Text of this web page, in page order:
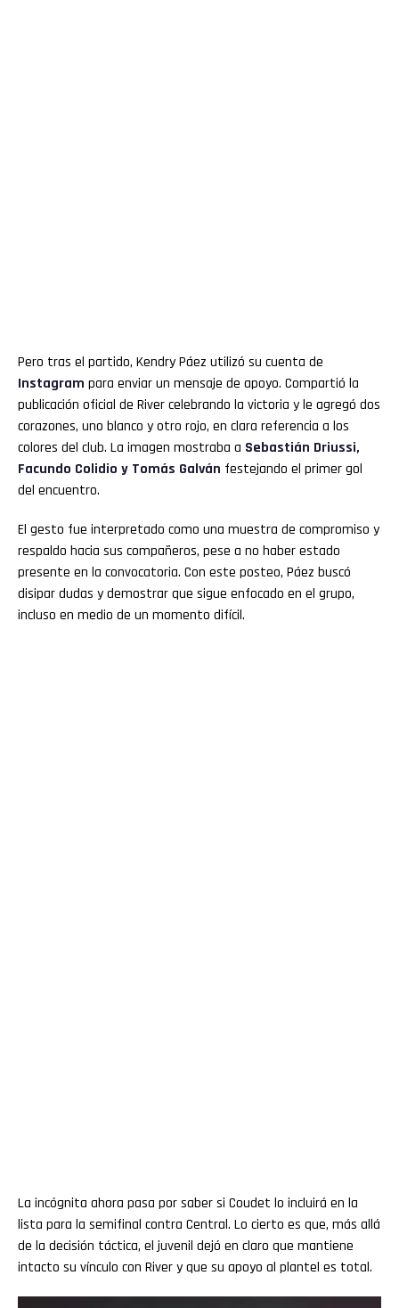
Pero tras el partido, Kendry Páez utilizó su cuenta de
Instagram para enviar un mensaje de apoyo. Compartió la
publicación oficial de River celebrando la victoria y le agregó dos
corazones, uno blanco y otro rojo, en clara referencia a los
colores del club. La imagen mostraba a Sebastián Driussi,
Facundo Colidio y Tomás Galván festejando el primer gol
del encuentro.
El gesto fue interpretado como una muestra de compromiso y
respaldo hacia sus compañeros, pese a no haber estado
presente en la convocatoria. Con este posteo, Páez buscó
disipar dudas y demostrar que sigue enfocado en el grupo,
incluso en medio de un momento difícil.
La incógnita ahora pasa por saber si Coudet lo incluirá en la
lista para la semifinal contra Central. Lo cierto es que, más allá
de la decisión táctica, el juvenil dejó en claro que mantiene
intacto su vínculo con River y que su apoyo al plantel es total.